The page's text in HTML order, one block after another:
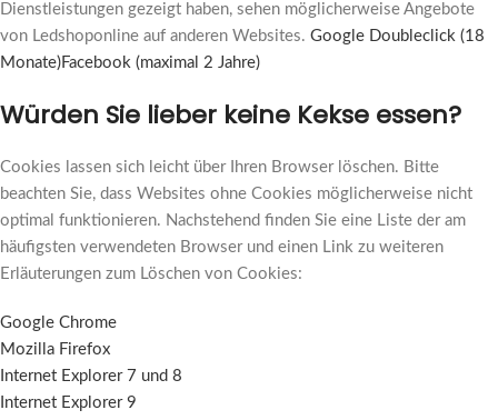
Dienstleistungen gezeigt haben, sehen möglicherweise Angebote
von Ledshoponline auf anderen Websites. Google Doubleclick (18
Monate)Facebook (maximal 2 Jahre)
Würden Sie lieber keine Kekse essen?
Cookies lassen sich leicht über Ihren Browser löschen. Bitte
beachten Sie, dass Websites ohne Cookies möglicherweise nicht
optimal funktionieren. Nachstehend finden Sie eine Liste der am
häufigsten verwendeten Browser und einen Link zu weiteren
Erläuterungen zum Löschen von Cookies:
Google Chrome
Mozilla Firefox
Internet Explorer 7 und 8
Internet Explorer 9